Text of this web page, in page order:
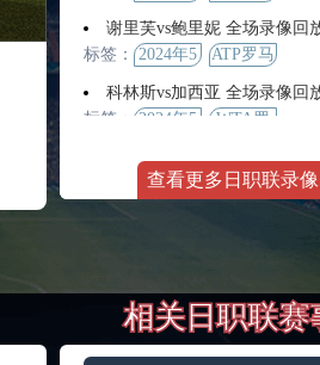
赛女单
第3轮
谢里芙vs鲍里妮 全场录像回
标签：
2024年5
ATP罗马
女单第2
轮
科林斯vs加西亚 全场录像回
标签：
2024年5
WTA罗
赛女单
第3轮
斯维托丽娜vs萨巴伦卡 全场录像
2024年5
月14日
WTA罗
马公开
纳波利塔诺vs贾里 全场录像
男单第3
轮
标签： 2024年5
月11日
WTA1000
罗马大
师赛第3
WTT沙特大满贯女单半决赛 陈梦vs早田希娜 全场
查看更多日职联录
相关日职联赛